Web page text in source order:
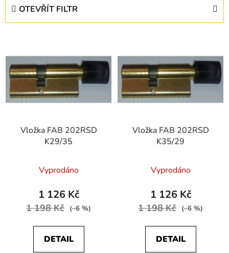
r
o
d
u
k
OTEVŘÍT FILTR
ý
p
s
p
Vložka FAB 202RSD
K29/35
Vyprodáno
1 126 Kč
1 198 Kč (–6 %)
DETAIL
Vložka FAB 202RSD
K35/29
Vyprodáno
1 126 Kč
1 198 Kč (–6 %)
DETAIL